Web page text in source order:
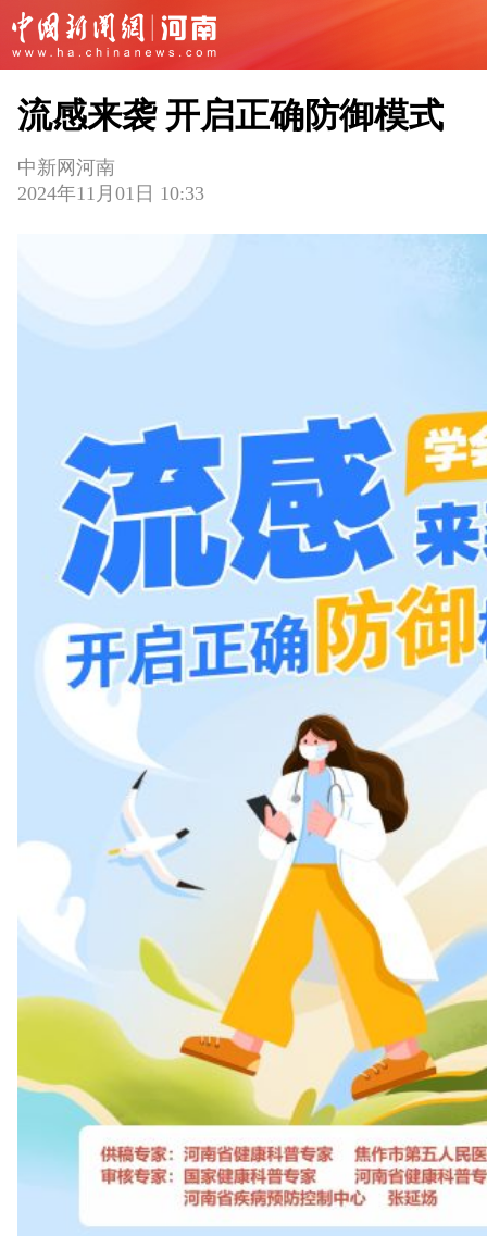
流感来袭 开启正确防御模式
中新网河南
2024年11月01日 10:33